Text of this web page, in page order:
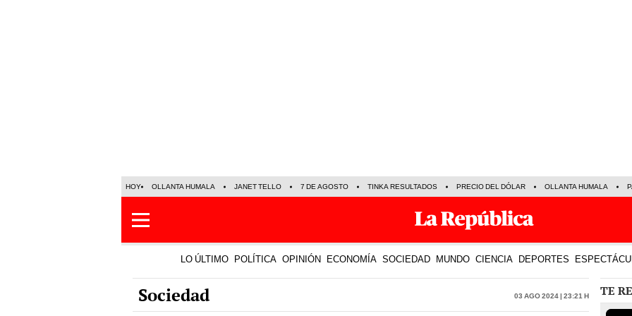
HOY OLLANTA HUMALA JANET TELLO 7 DE AGOSTO TINKA RESULTADOS PRECIO DEL DÓLAR OLLANTA HUMALA
LO ÚLTIMO POLÍTICA OPINIÓN ECONOMÍA SOCIEDAD MUNDO CIENCIA DEPORTES
Sociedad 03 Ago 2024 | 23:21 h TE